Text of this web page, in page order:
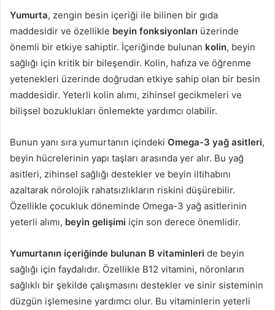
Yumurta, zengin besin içeriği ile bilinen bir gıda
maddesidir ve özellikle beyin fonksiyonları üzerinde
önemli bir etkiye sahiptir. İçeriğinde bulunan kolin, beyin
sağlığı için kritik bir bileşendir. Kolin, hafıza ve öğrenme
yetenekleri üzerinde doğrudan etkiye sahip olan bir besin
maddesidir. Yeterli kolin alımı, zihinsel gecikmeleri ve
bilişsel bozuklukları önlemekte yardımcı olabilir.
Bunun yanı sıra yumurtanın içindeki Omega-3 yağ asitleri,
beyin hücrelerinin yapı taşları arasında yer alır. Bu yağ
asitleri, zihinsel sağlığı destekler ve beyin iltihabını
azaltarak nörolojik rahatsızlıkların riskini düşürebilir.
Özellikle çocukluk döneminde Omega-3 yağ asitlerinin
yeterli alımı, beyin gelişimi için son derece önemlidir.
Yumurtanın içeriğinde bulunan B vitaminleri de beyin
sağlığı için faydalıdır. Özellikle B12 vitamini, nöronların
sağlıklı bir şekilde çalışmasını destekler ve sinir sisteminin
düzgün işlemesine yardımcı olur. Bu vitaminlerin yeterli